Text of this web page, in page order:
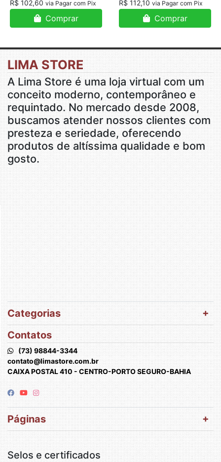
R$ 102,60 via Pagar com Pix
Comprar
R$ 112,10 via Pagar com Pix
Comprar
LIMA STORE
A Lima Store é uma loja virtual com um
conceito moderno, contemporâneo e
requintado. No mercado desde 2008,
buscamos atender nossos clientes com
presteza e seriedade, oferecendo
produtos de altíssima qualidade e bom
gosto.
Categorias
Contatos
(73) 98844-3344
contato@limastore.com.br
CAIXA POSTAL 410 - CENTRO-PORTO SEGURO-BAHIA
Páginas
Selos e certificados